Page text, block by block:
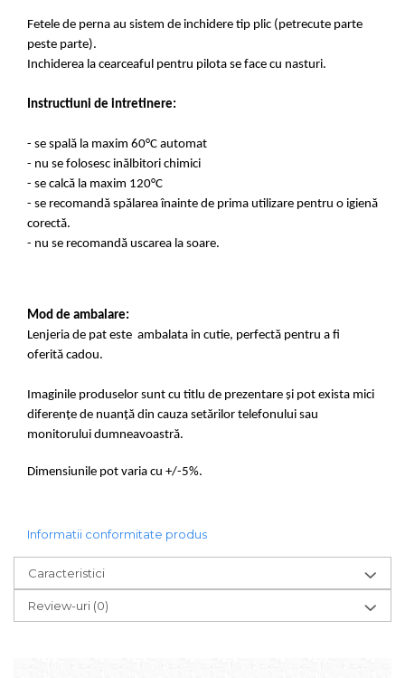
Fetele de perna au sistem de inchidere tip plic (petrecute parte
peste parte).
Inchiderea la cearceaful pentru pilota se face cu nasturi.
Instructiuni de intretinere:
- se spală la maxim 60°C automat
- nu se folosesc inălbitori chimici
- se calcă la maxim 120°C
- se recomandă spălarea înainte de prima utilizare pentru o igienă
corectă.
- nu se recomandă uscarea la soare.
Mod de ambalare:
Lenjeria de pat este ambalata in cutie, perfectă pentru a fi
oferită cadou.
Imaginile produselor sunt cu titlu de prezentare și pot exista mici
diferențe de nuanță din cauza setărilor telefonului sau
monitorului dumneavoastră.
Dimensiunile pot varia cu +/-5%.
Informatii conformitate produs
Caracteristici
Review-uri (0)